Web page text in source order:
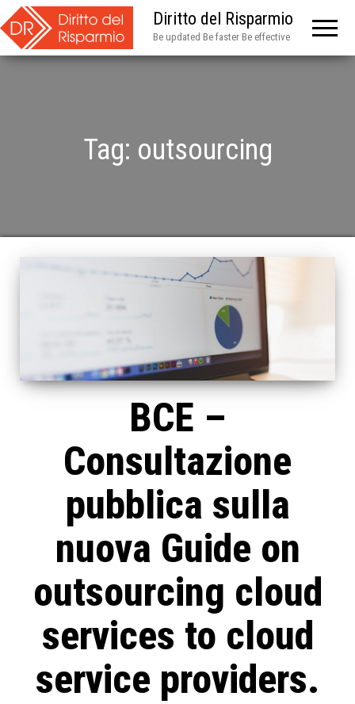
Diritto del Risparmio
Be updated Be faster Be effective
Tag: outsourcing
BCE –
Consultazione
pubblica sulla
nuova Guide on
outsourcing cloud
services to cloud
service providers.